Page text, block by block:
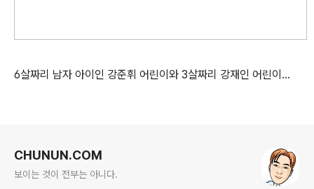
6살짜리 남자 아이인 강준휘 어린이와 3살짜리 강재인 어린이…
CHUNUN.COM
보이는 것이 전부는 아니다.